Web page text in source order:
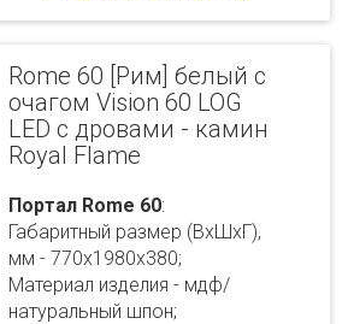
Rome 60 [Рим] белый с
очагом Vision 60 LOG
LED с дровами - камин
Royal Flame
Портал Rome 60:
Габаритный размер (ВхШхГ),
мм - 770х1980х380;
Материал изделия - мдф/
натуральный шпон;